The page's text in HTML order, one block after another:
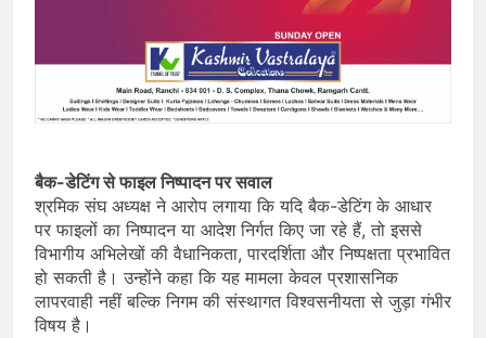
बैक-डेटिंग से फाइल निष्पादन पर सवाल
श्रमिक संघ अध्यक्ष ने आरोप लगाया कि यदि बैक-डेटिंग के आधार
पर फाइलों का निष्पादन या आदेश निर्गत किए जा रहे हैं, तो इससे
विभागीय अभिलेखों की वैधानिकता, पारदर्शिता और निष्पक्षता प्रभावित
हो सकती है। उन्होंने कहा कि यह मामला केवल प्रशासनिक
लापरवाही नहीं बल्कि निगम की संस्थागत विश्वसनीयता से जुड़ा गंभीर
विषय है।